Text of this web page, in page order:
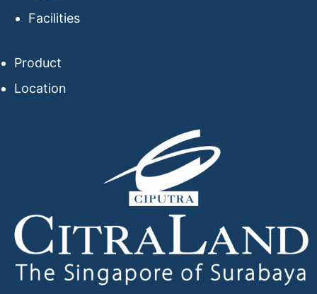
Facilities
Product
Location